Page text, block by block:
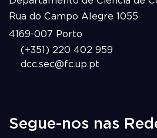
Rua do Campo Alegre 1055
4169-007 Porto
(+351) 220 402 959
dcc.sec@fc.up.pt
Segue-nos nas